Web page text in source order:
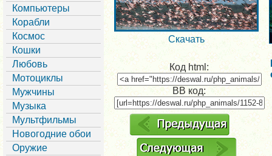
Компьютеры
Корабли
Космос
Кошки
Любовь
Мотоциклы
Мужчины
Музыка
Мультфильмы
Новогодние обои
Оружие
Скачать
Код html:
BB код: